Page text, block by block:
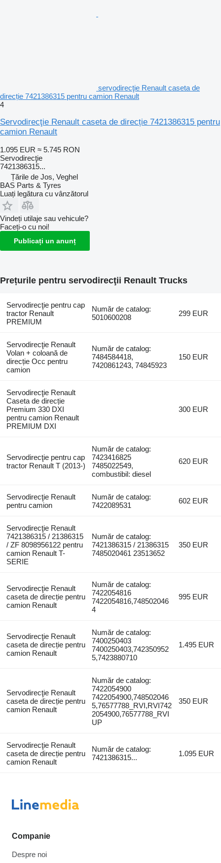
servodirecţie Renault caseta de
direcție 7421386315 pentru camion Renault
4
Servodirecţie Renault caseta de direcție 7421386315 pentru
camion Renault
1.095 EUR ≈ 5.745 RON
Servodirecţie
7421386315...
Țările de Jos, Veghel
BAS Parts & Tyres
Luați legătura cu vânzătorul
Vindeți utilaje sau vehicule?
Faceți-o cu noi!
Publicați un anunț
Prețurile pentru servodirecţii Renault Trucks
Servodirecţie pentru cap
tractor Renault
PREMIUM
Număr de catalog:
5010600208
299 EUR
Servodirecţie Renault
Volan + coloană de
direcție Occ pentru
camion
Număr de catalog:
7484584418,
7420861243, 74845923
150 EUR
Servodirecţie Renault
Caseta de direcție
Premium 330 DXI
pentru camion Renault
PREMIUM DXI
300 EUR
Servodirecţie pentru cap
tractor Renault T (2013-)
Număr de catalog:
7423416825
7485022549,
combustibil: diesel
620 EUR
Servodirecţie Renault
pentru camion
Număr de catalog:
7422089531
602 EUR
Servodirecţie Renault
7421386315 / 21386315
/ ZF 8098956122 pentru
camion Renault T-
SERIE
Număr de catalog:
7421386315 / 21386315
7485020461 23513652
350 EUR
Servodirecţie Renault
caseta de direcție pentru
camion Renault
Număr de catalog:
7422054816
7422054816,748502046
4
995 EUR
Servodirecţie Renault
caseta de direcție pentru
camion Renault
Număr de catalog:
7400250403
7400250403,742350952
5,7423880710
1.495 EUR
Servodirecţie Renault
caseta de direcție pentru
camion Renault
Număr de catalog:
7422054900
7422054900,748502046
5,76577788_RVI,RVI742
2054900,76577788_RVI
UP
350 EUR
Servodirecţie Renault
caseta de direcție pentru
camion Renault
Număr de catalog:
7421386315...
1.095 EUR
Companie
Despre noi